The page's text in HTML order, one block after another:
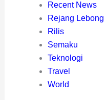
Recent News
Rejang Lebong
Rilis
Semaku
Teknologi
Travel
World